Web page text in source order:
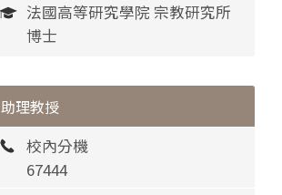
法國高等研究學院 宗教研究所
博士
助理教授
校內分機
67444